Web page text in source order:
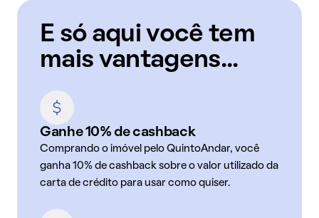
E só aqui você tem
mais vantagens...
Ganhe 10% de cashback
Comprando o imóvel pelo QuintoAndar, você
ganha 10% de cashback sobre o valor utilizado da
carta de crédito para usar como quiser.